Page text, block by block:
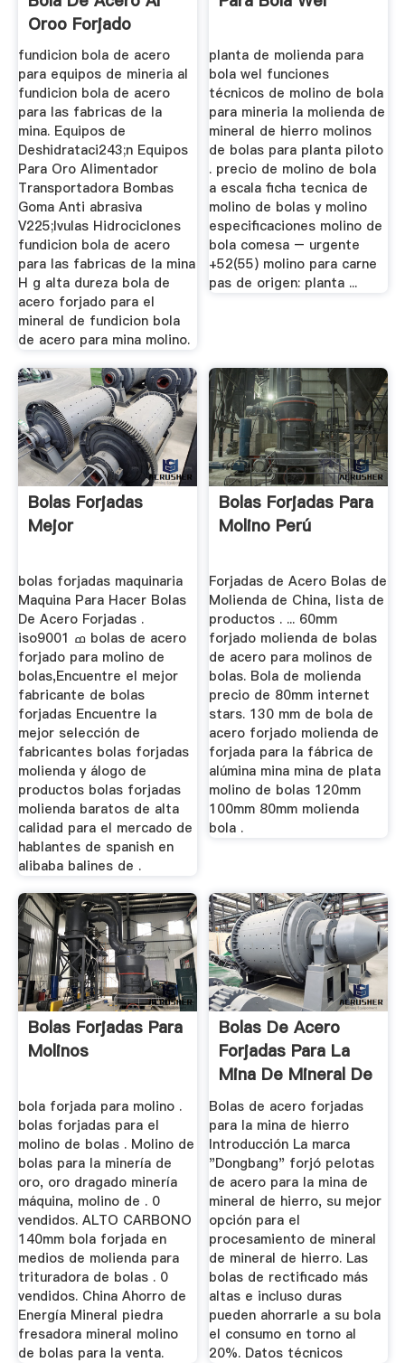
Oroo Forjado
fundicion bola de acero
para equipos de mineria al
fundicion bola de acero
para las fabricas de la
mina. Equipos de
Deshidrataci243;n Equipos
Para Oro Alimentador
Transportadora Bombas
Goma Anti abrasiva
V225;lvulas Hidrociclones
fundicion bola de acero
para las fabricas de la mina
H g alta dureza bola de
acero forjado para el
mineral de fundicion bola
de acero para mina molino.
planta de molienda para
bola wel funciones
técnicos de molino de bola
para mineria la molienda de
mineral de hierro molinos
de bolas para planta piloto
. precio de molino de bola
a escala ficha tecnica de
molino de bolas y molino
especificaciones molino de
bola comesa – urgente
+52(55) molino para carne
pas de origen: planta ...
Bolas Forjadas
Mejor
bolas forjadas maquinaria
Maquina Para Hacer Bolas
De Acero Forjadas .
iso9001 ߘ bolas de acero
forjado para molino de
bolas,Encuentre el mejor
fabricante de bolas
forjadas Encuentre la
mejor selección de
fabricantes bolas forjadas
molienda y álogo de
productos bolas forjadas
molienda baratos de alta
calidad para el mercado de
hablantes de spanish en
alibaba balines de .
Bolas Forjadas Para
Molino Perú
Forjadas de Acero Bolas de
Molienda de China, lista de
productos . ... 60mm
forjado molienda de bolas
de acero para molinos de
bolas. Bola de molienda
precio de 80mm internet
stars. 130 mm de bola de
acero forjado molienda de
forjada para la fábrica de
alúmina mina mina de plata
molino de bolas 120mm
100mm 80mm molienda
bola .
Bolas Forjadas Para
Molinos
bola forjada para molino .
bolas forjadas para el
molino de bolas . Molino de
bolas para la minería de
oro, oro dragado minería
máquina, molino de . 0
vendidos. ALTO CARBONO
140mm bola forjada en
medios de molienda para
trituradora de bolas . 0
vendidos. China Ahorro de
Energía Mineral piedra
fresadora mineral molino
de bolas para la venta.
Bolas De Acero
Forjadas Para La
Mina De Mineral De
Hierro
Bolas de acero forjadas
para la mina de hierro
Introducción La marca
"Dongbang" forjó pelotas
de acero para la mina de
mineral de hierro, su mejor
opción para el
procesamiento de mineral
de mineral de hierro. Las
bolas de rectificado más
altas e incluso duras
pueden ahorrarle a su bola
el consumo en torno al
20%. Datos técnicos